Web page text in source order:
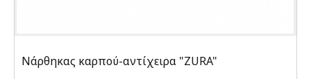
Νάρθηκας καρπού-αντίχειρα "ΖURA"